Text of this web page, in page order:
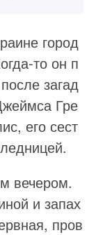
город
он п
загад
Гре
его сест
вечером.
и запах
пров